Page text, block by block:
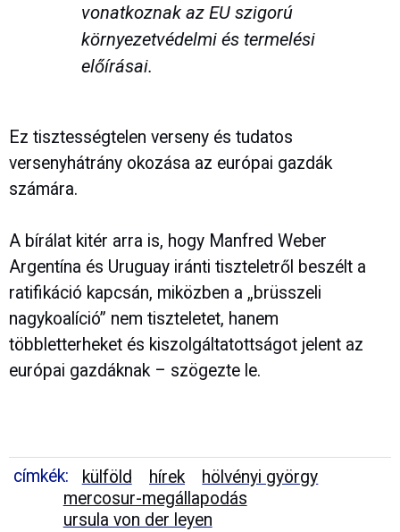
vonatkoznak az EU szigorú
környezetvédelmi és termelési
előírásai.
Ez tisztességtelen verseny és tudatos
versenyhátrány okozása az európai gazdák
számára.
A bírálat kitér arra is, hogy Manfred Weber
Argentína és Uruguay iránti tiszteletről beszélt a
ratifikáció kapcsán, miközben a „brüsszeli
nagykoalíció” nem tiszteletet, hanem
többletterheket és kiszolgáltatottságot jelent az
európai gazdáknak – szögezte le.
címkék: külföld hírek
hölvényi györgy
mercosur-megállapodás
ursula von der leyen